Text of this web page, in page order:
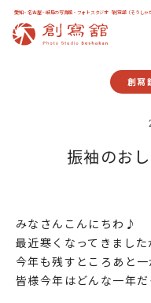
愛知・名古屋・岐阜の写真館・フォトスタジオ「創寫舘（そうしゃ
創寫
振袖のお
みなさんこんにちわ♪
最近寒くなってきまし
今年も残すところあと
皆様今年はどんな一年